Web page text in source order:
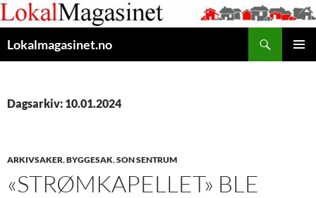
Gå
til
innhaldet
Lokalmagasinet.no
Dagsarkiv: 10.01.2024
ARKIVSAKER,BYGGESAK,SON SENTRUM
«STRØMKAPELLET» BLE